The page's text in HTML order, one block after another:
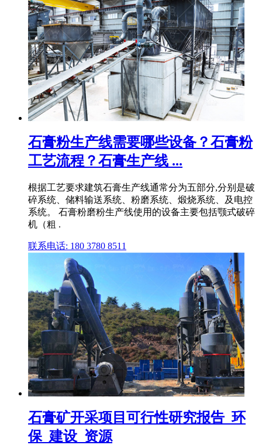
石膏粉生产线需要哪些设备？石膏粉
工艺流程？石膏生产线 ...
根据工艺要求建筑石膏生产线通常分为五部分,分别是破
碎系统、储料输送系统、粉磨系统、煅烧系统、及电控
系统。 石膏粉磨粉生产线使用的设备主要包括颚式破碎
机（粗 .
联系电话: 180 3780 8511
石膏矿开采项目可行性研究报告_环
保_建设_资源